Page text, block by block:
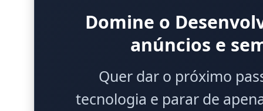
Domine o
anúncios e
Quer dar o próximo
tecnologia e parar de